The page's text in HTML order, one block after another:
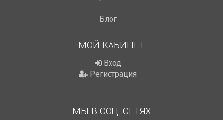
Блог
МОЙ КАБИНЕТ
Вход
Регистрация
МЫ В СОЦ. СЕТЯХ